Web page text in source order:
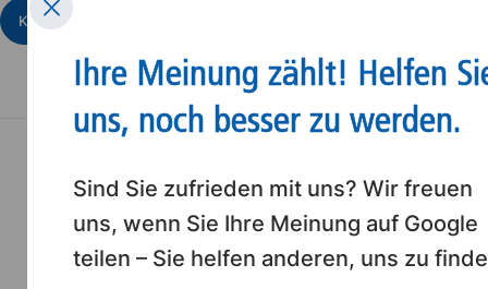
Ihre Meinung zählt! Helfen
uns, noch besser zu werden.
Sind Sie zufrieden mit uns? Wir freuen
uns, wenn Sie Ihre Meinung auf Google
teilen – Sie helfen anderen, uns zu
Wissen
Kostenloses Erstgespräch